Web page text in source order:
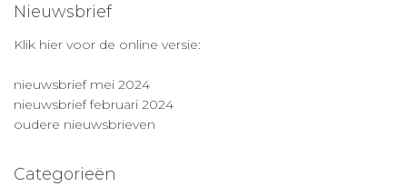
Nieuwsbrief
Klik hier voor de online versie:
nieuwsbrief mei 2024
nieuwsbrief februari 2024
oudere nieuwsbrieven
Categorieën